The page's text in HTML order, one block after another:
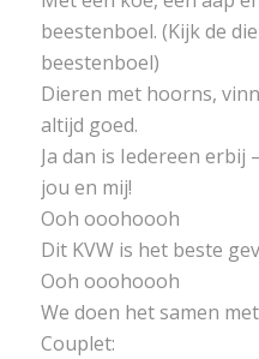
beestenboel. (Kijk de
beestenboel)
Dieren met hoorns,
altijd goed.
Ja dan is Iedereen
jou en mij!
Ooh ooohoooh
Dit KVW is het beste
Ooh ooohoooh
We doen het samen
Couplet: